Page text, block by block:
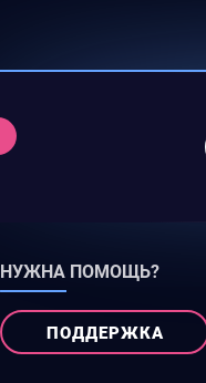
НУЖНА ПОМОЩЬ?
ПОДДЕРЖКА